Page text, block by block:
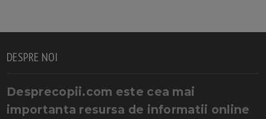
DESPRE NOI
Desprecopii.com este cea mai
importanta resursa de informatii online